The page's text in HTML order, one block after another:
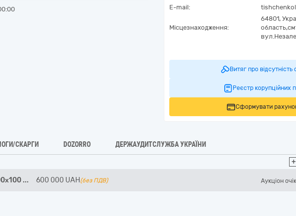
E-mail:
Місцезнаходження:
64801,
область,
Витяг про відсутність
Реєстр корупційних
Сформувати
СКАРГИ DOZORRO ДЕРЖАУДИТСЛУЖБА УКРАЇНИ
+
... 600 000 UAH (без ПДВ) Аукціон